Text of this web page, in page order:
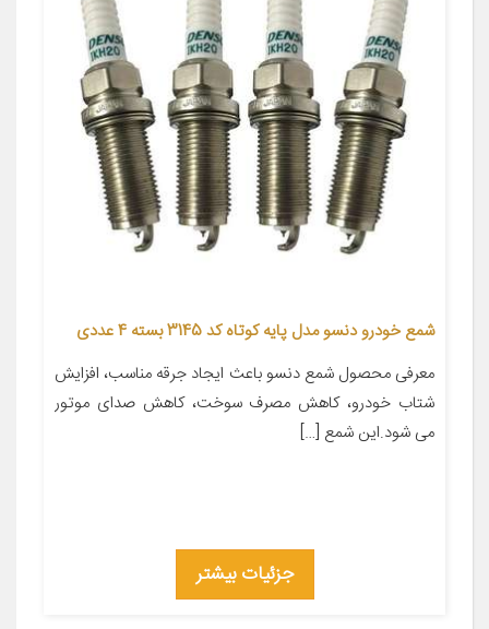
شمع خودرو دنسو مدل پایه کوتاه کد 3145 بسته 4 عددی
معرفی محصول شمع دنسو باعث ایجاد جرقه مناسب، افزایش
شتاب خودرو، کاهش مصرف سوخت، کاهش صدای موتور
می شود.این شمع […]
جزئیات بیشتر